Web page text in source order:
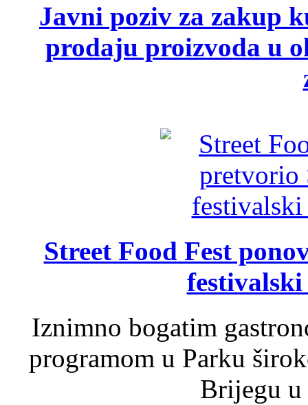
Javni poziv za zakup
prodaju proizvoda u
Street Food Fest
Iznimno bogatim
programom u Parku
Brijegu u